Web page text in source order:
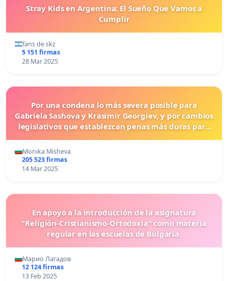
Stray Kids en Argentina: El Sueño Que Vamos a
Cumplir
fans de skz
5 151 firmas
28 Mar 2025
Por una condena lo más severa posible para
Gabriela Sashova y Krasimir Georgiev, y por cambios
legislativos que establezcan penas más duras para
Monika Misheva
205 523 firmas
14 Mar 2025
En apoyo a la introducción de la asignatura
"Religión-Cristianismo-Ortodoxia" como materia
regular en las escuelas de Bulgaria.
Марио Лагадов
12 124 firmas
13 Feb 2025